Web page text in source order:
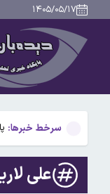
۱۴۰۵/۰۵/۱۷
سرخط خبرها:
۹۴۵
علی